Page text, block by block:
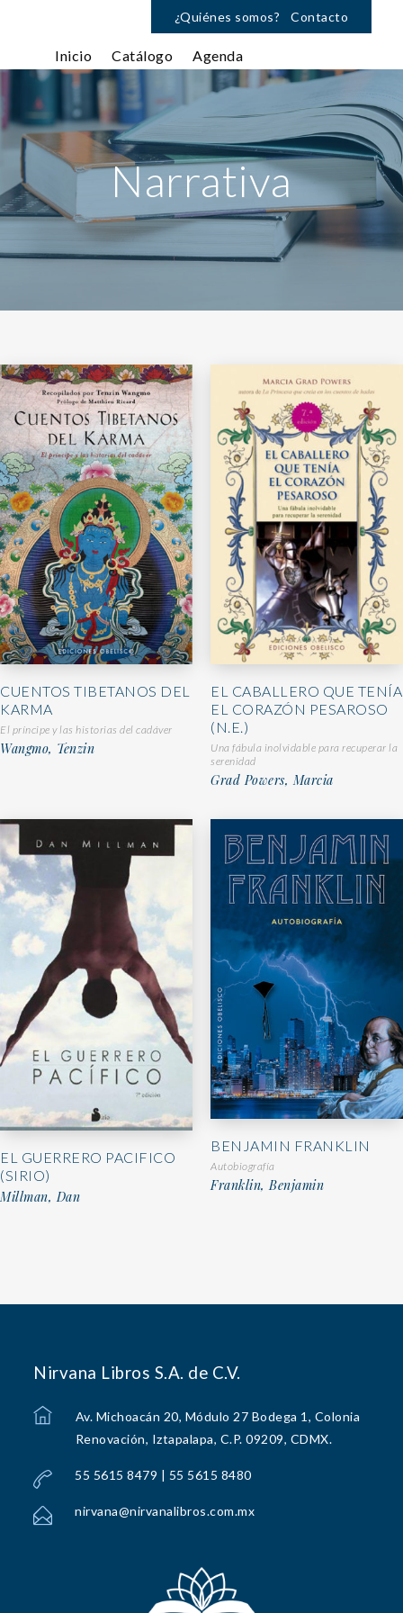
¿Quiénes somos? Contacto
Inicio Catálogo Agenda
Narrativa
CUENTOS TIBETANOS DEL
KARMA
El príncipe y las historias del cadáver
Wangmo, Tenzin
EL CABALLERO QUE TENÍA
EL CORAZÓN PESAROSO
(N.E.)
Una fábula inolvidable para recuperar la
serenidad
Grad Powers, Marcia
EL GUERRERO PACIFICO
(SIRIO)
Millman, Dan
BENJAMIN FRANKLIN
Autobiografía
Franklin, Benjamin
Nirvana Libros S.A. de C.V.
Av. Michoacán 20, Módulo 27 Bodega 1, Colonia
Renovación, Iztapalapa, C.P. 09209, CDMX.
55 5615 8479 | 55 5615 8480
nirvana@nirvanalibros.com.mx